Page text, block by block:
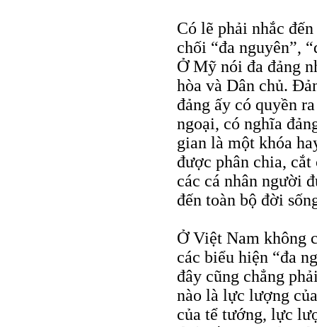
Có lẽ phải nhắc
chối “đa nguyên”,
Ở Mỹ nói đa đảng
hòa và Dân chủ.
đảng ấy có quyền
ngoại, có nghĩa
gian là một khóa
được phân chia,
các cá nhân người
đến toàn bộ đời
Ở Việt Nam không
các biểu hiện “đa
đây cũng chẳng
nào là lực lượng
của tể tướng, lực